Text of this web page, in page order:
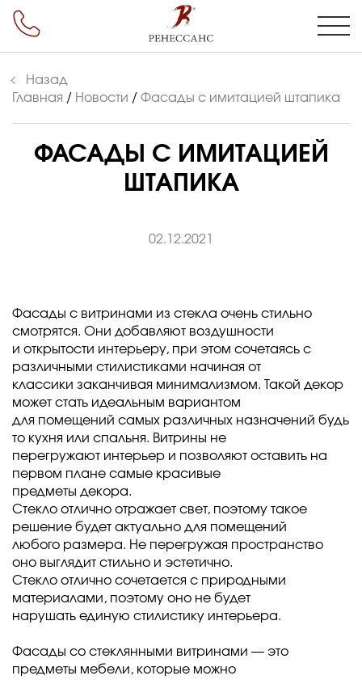
Назад
Главная / Новости / Фасады с имитацией штапика
ФАСАДЫ С ИМИТАЦИЕЙ
ШТАПИКА
02.12.2021
Фасады с витринами из стекла очень стильно
смотрятся. Они добавляют воздушности
и открытости интерьеру, при этом сочетаясь с
различными стилистиками начиная от
классики заканчивая минимализмом. Такой декор
может стать идеальным вариантом
для помещений самых различных назначений будь
то кухня или спальня. Витрины не
перегружают интерьер и позволяют оставить на
первом плане самые красивые
предметы декора.
Стекло отлично отражает свет, поэтому такое
решение будет актуально для помещений
любого размера. Не перегружая пространство
оно выглядит стильно и эстетично.
Стекло отлично сочетается с природными
материалами, поэтому оно не будет
нарушать единую стилистику интерьера.
Фасады со стеклянными витринами — это
предметы мебели, которые можно